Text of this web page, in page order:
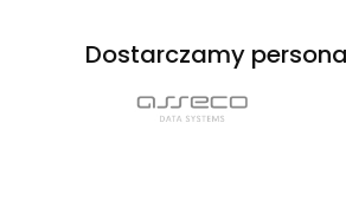
Dostarczamy